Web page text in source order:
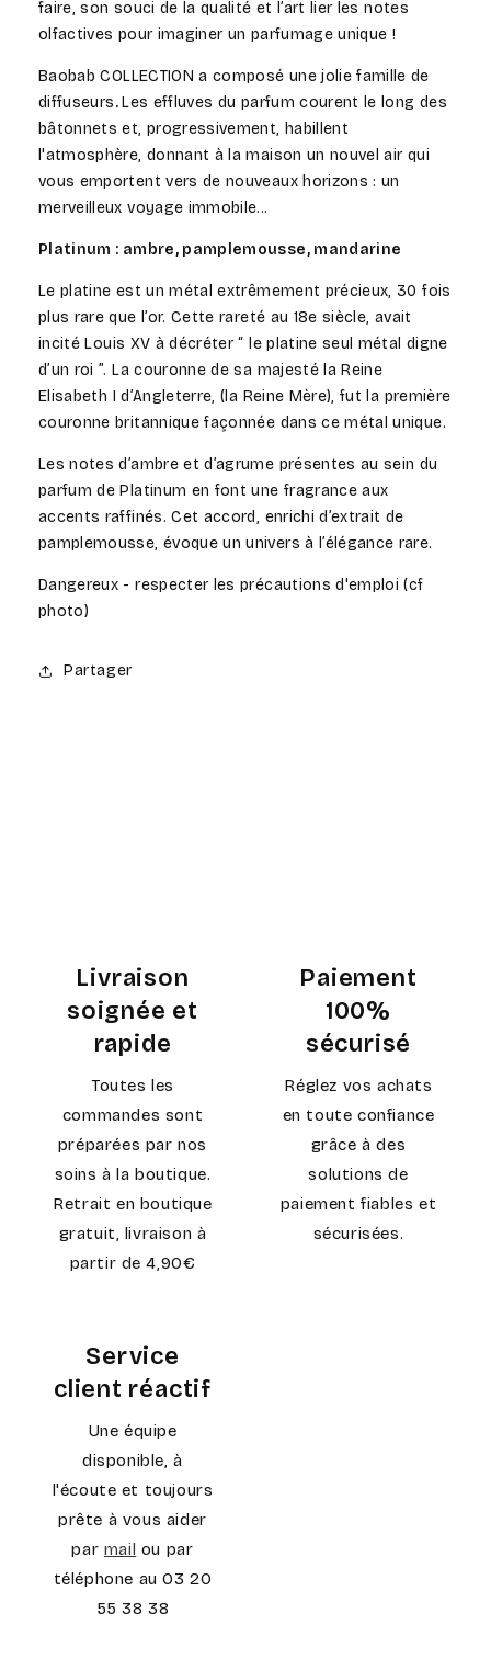
faire, son souci de la qualité et l’art lier les notes
olfactives pour imaginer un parfumage unique !
BaobabCOLLECTIONa composé une jolie famille de
diffuseurs.Les effluves du parfum courent le long des
bâtonnets et, progressivement, habillent
l'atmosphère, donnant à la maison un nouvel air qui
vous emportent vers de nouveaux horizons : un
merveilleux voyage immobile...
Platinum : ambre, pamplemousse,mandarine
Le platine est un métal extrêmement précieux, 30 fois
plus rare que l’or. Cette rareté au 18esiècle, avait
incité Louis XV à décréter “ le platine seul métal digne
d’un roi ”. La couronne de sa majesté la Reine
Elisabeth I d’Angleterre, (la Reine Mère), fut la première
couronne britannique façonnée dans ce métal unique.
Les notes d’ambre et d’agrume présentes au sein du
parfum de Platinum en font une fragrance aux
accents raffinés. Cet accord, enrichi d’extrait de
pamplemousse, évoque un univers à l’élégance rare.
Dangereux - respecter les précautions d'emploi (cf
photo)
Partager
Livraison
soignée et
rapide
Toutes les
commandes sont
préparées par nos
soins à la boutique.
Retrait en boutique
gratuit, livraison à
partir de 4,90€
Paiement
100%
sécurisé
Réglez vos achats
en toute confiance
grâce à des
solutions de
paiement fiables et
sécurisées.
Service
client réactif
Une équipe
disponible, à
l'écoute et toujours
prête à vous aider
par mail ou par
téléphone au 03 20
55 38 38